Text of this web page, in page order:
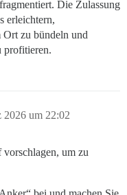
Die Zulassung
erleichtern,
Ort zu bündeln und
profitieren.
2026 um 22:02
um zu